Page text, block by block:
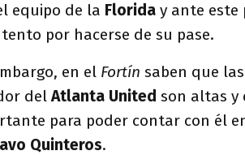
equipo de la Florida y ante este
por hacerse de su pase.
en el Fortín saben que
delAtlanta United son altas y
para poder contar con él
Quinteros.